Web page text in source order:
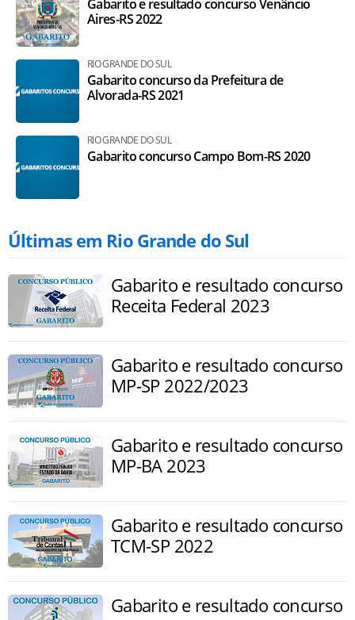
Gabarito e resultado concurso Venâncio
Aires-RS 2022
RIO GRANDE DO SUL
Gabarito concurso da Prefeitura de
Alvorada-RS 2021
RIO GRANDE DO SUL
Gabarito concurso Campo Bom-RS 2020
Últimas em Rio Grande do Sul
Gabarito e resultado concurso
Receita Federal 2023
Gabarito e resultado concurso
MP-SP 2022/2023
Gabarito e resultado concurso
MP-BA 2023
Gabarito e resultado concurso
TCM-SP 2022
Gabarito e resultado concurso